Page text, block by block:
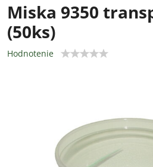
Miska 9350
(50ks)
Hodnotenie